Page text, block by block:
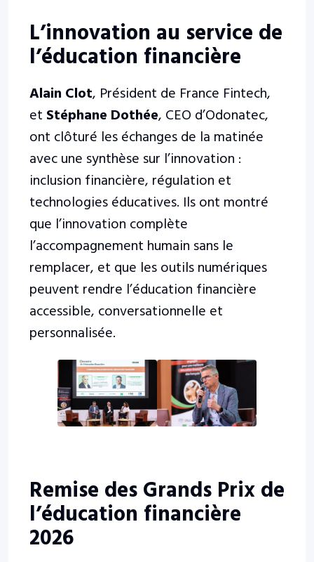
L’innovation au service de
l’éducation financière
Alain Clot, Président de France Fintech,
etStéphane Dothée, CEO d’Odonatec,
ont clôturé les échanges de la matinée
avec une synthèse sur l’innovation :
inclusion financière, régulation et
technologies éducatives. Ils ont montré
que l’innovation complète
l’accompagnement humain sans le
remplacer, et que les outils numériques
peuvent rendre l’éducation financière
accessible, conversationnelle et
personnalisée.
Remise des Grands Prix de
l’éducation financière
2026